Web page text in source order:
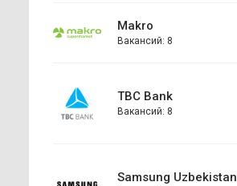
Makro
Вакансий: 8
TBC Bank
Вакансий: 8
Samsung Uzbekistan